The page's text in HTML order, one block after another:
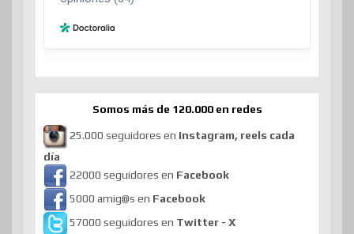
Somos más de 120.000 en redes
25.000 seguidores en Instagram, reels cada
día
22000 seguidores en Facebook
5000 amig@s en Facebook
57000 seguidores en Twitter - X